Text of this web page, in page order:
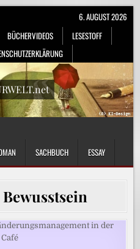
BÜCHERVIDEOS
LESESTOFF
6. AUGUST 2026
SACHBUCH ESSAY
Bewusstsein